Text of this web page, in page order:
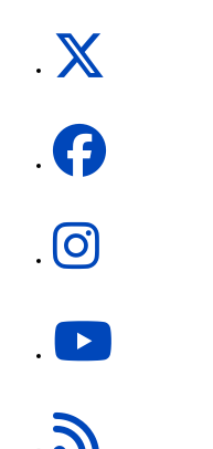
pestaña
abre
abre
nueva
pestaña